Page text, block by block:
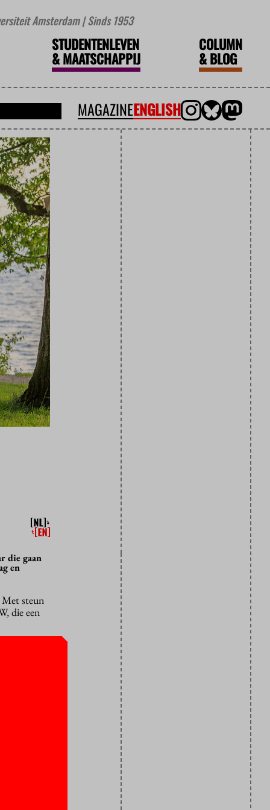
Amsterdam | Sinds 1953
STUDENTENLEVEN
&MAATSCHAPPIJ
COLUMN
&BLOG
MAGAZINEENGLISH
die gaan
en
Met steun
die een
De
wordt.
terwijl ze
kunnen
weinig
ook